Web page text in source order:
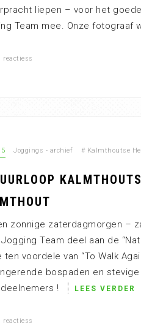
liepen – voor het
Team mee. Onze fotograaf
reactiess
Joggings - archief # Kalmthoutse
zonnige zaterdagmorgen –
Jogging Team deel aan de
ten voordele van “To Walk
bospaden en
!
LEES VERDER
reactiess